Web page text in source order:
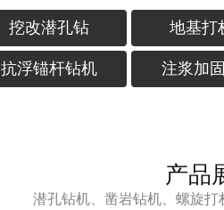
挖改潜孔钻 地基打
抗浮锚杆钻机 注浆加
产品
潜孔钻机、凿岩钻机、螺旋打